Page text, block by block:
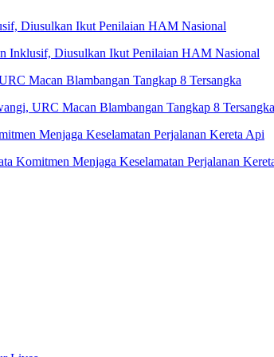
Inklusif, Diusulkan Ikut Penilaian HAM Nasional
URC Macan Blambangan Tangkap 8 Tersangka
Komitmen Menjaga Keselamatan Perjalanan